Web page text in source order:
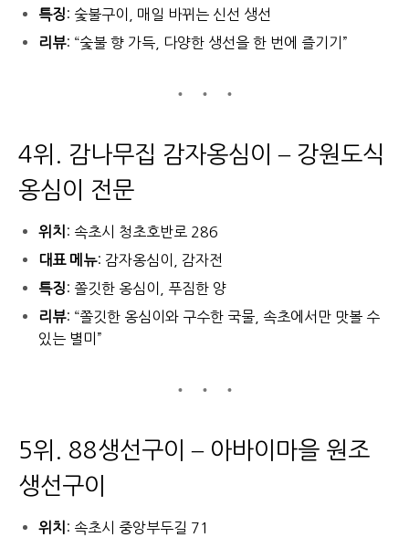
특징: 숯불구이, 매일 바뀌는 신선 생선
리뷰: “숯불 향 가득, 다양한 생선을 한 번에 즐기기”
4위. 감나무집 감자옹심이 – 강원도식
옹심이 전문
위치 : 속초시 청초호반로 286
대표 메뉴: 감자옹심이, 감자전
특징: 쫄깃한 옹심이, 푸짐한 양
리뷰: “쫄깃한 옹심이와 구수한 국물, 속초에서만 맛볼 수
있는 별미”
5위. 88생선구이 – 아바이마을 원조
생선구이
위치 : 속초시 중앙부두길 71